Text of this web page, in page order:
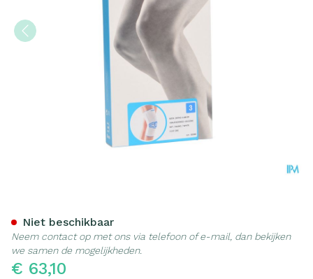
€ 63,10
Niet beschikbaar
Neem contact op met ons via telefoon of e-mail, dan bekijken
we samen de mogelijkheden.